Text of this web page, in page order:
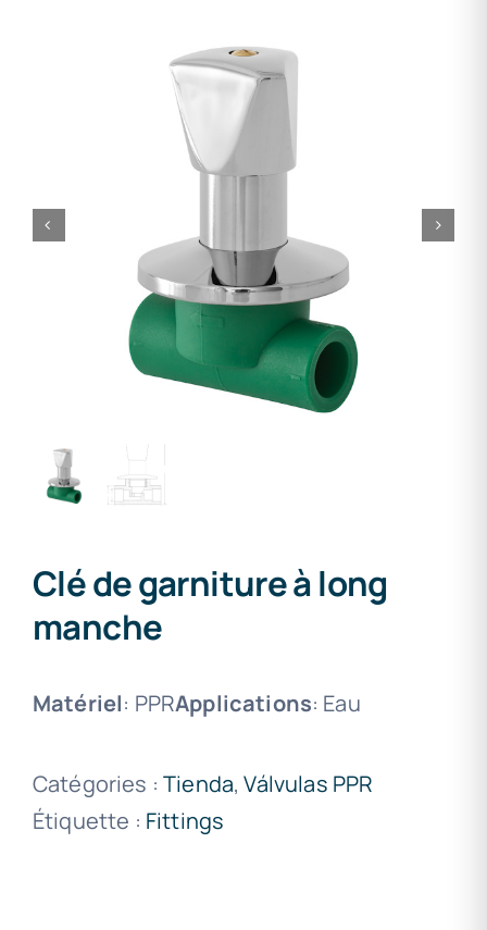
Clé de garniture à long
manche
Matériel: PPRApplications: Eau
Catégories :Tienda,Válvulas PPR
Étiquette : Fittings